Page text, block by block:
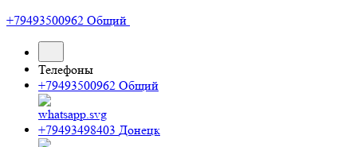
+79493500962 Общий
Телефоны
+79493500962 Общий
+79493498403 Донецк